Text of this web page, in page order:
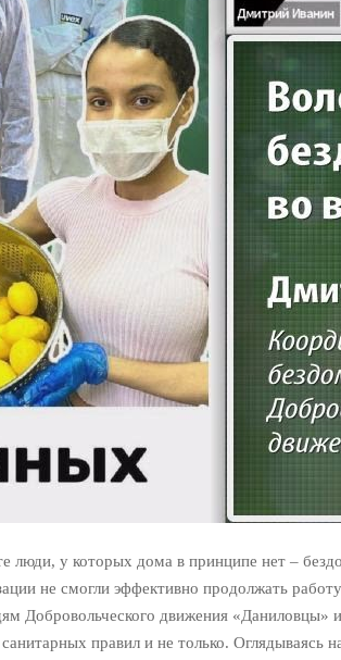
у которых дома в принципе нет –
не смогли эффективно продолжать
движения «Даниловцы»
правил и не только. Оглядываясь